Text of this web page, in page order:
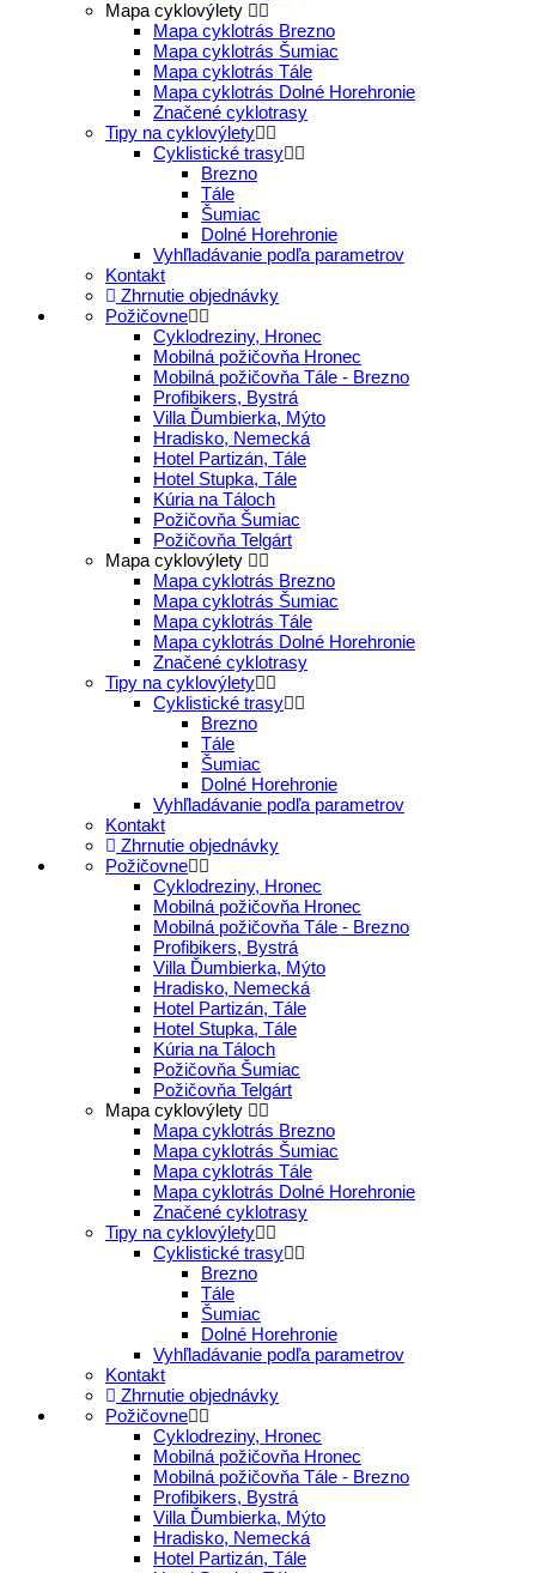
Mapa cyklovýlety
Mapa cyklotrás Brezno
Mapa cyklotrás Šumiac
Mapa cyklotrás Tále
Mapa cyklotrás Dolné Horehronie
Značené cyklotrasy
Tipy na cyklovýlety
Cyklistické trasy
Brezno
Tále
Šumiac
Dolné Horehronie
Vyhľladávanie podľa parametrov
Kontakt
Zhrnutie objednávky
Požičovne
Cyklodreziny, Hronec
Mobilná požičovňa Hronec
Mobilná požičovňa Tále - Brezno
Profibikers, Bystrá
Villa Ďumbierka, Mýto
Hradisko, Nemecká
Hotel Partizán, Tále
Hotel Stupka, Tále
Kúria na Táloch
Požičovňa Šumiac
Požičovňa Telgárt
Mapa cyklovýlety
Mapa cyklotrás Brezno
Mapa cyklotrás Šumiac
Mapa cyklotrás Tále
Mapa cyklotrás Dolné Horehronie
Značené cyklotrasy
Tipy na cyklovýlety
Cyklistické trasy
Brezno
Tále
Šumiac
Dolné Horehronie
Vyhľladávanie podľa parametrov
Kontakt
Zhrnutie objednávky
Požičovne
Cyklodreziny, Hronec
Mobilná požičovňa Hronec
Mobilná požičovňa Tále - Brezno
Profibikers, Bystrá
Villa Ďumbierka, Mýto
Hradisko, Nemecká
Hotel Partizán, Tále
Hotel Stupka, Tále
Kúria na Táloch
Požičovňa Šumiac
Požičovňa Telgárt
Mapa cyklovýlety
Mapa cyklotrás Brezno
Mapa cyklotrás Šumiac
Mapa cyklotrás Tále
Mapa cyklotrás Dolné Horehronie
Značené cyklotrasy
Tipy na cyklovýlety
Cyklistické trasy
Brezno
Tále
Šumiac
Dolné Horehronie
Vyhľladávanie podľa parametrov
Kontakt
Zhrnutie objednávky
Požičovne
Cyklodreziny, Hronec
Mobilná požičovňa Hronec
Mobilná požičovňa Tále - Brezno
Profibikers, Bystrá
Villa Ďumbierka, Mýto
Hradisko, Nemecká
Hotel Partizán, Tále